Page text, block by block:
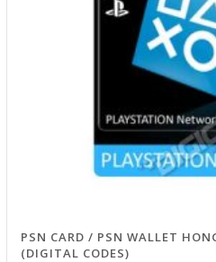
PSN CARD / PSN WALLET
(DIGITAL CODES)